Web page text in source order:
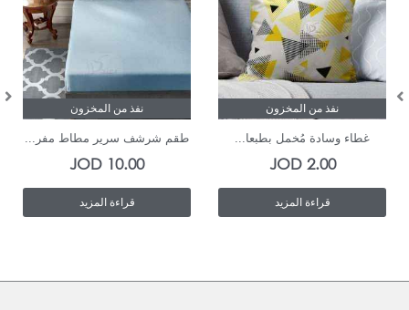
نفذ من المخزون
غطاء وسادة مُخمل بطبعا...
2.00
JOD
قراءة المزيد
نفذ من المخزون
طقم شرشف سرير مطاط مفر...
10.00
JOD
قراءة المزيد